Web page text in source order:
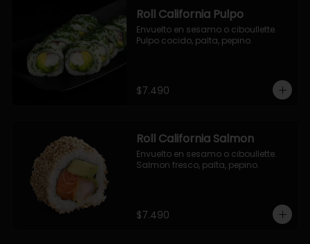
Roll California Pulpo
Envuelto en sesamo o ciboullette.
Pulpo cocido, palta, pepino.
$7.490
Roll California Salmon
Envuelto en sesamo o ciboullette.
Salmon fresco, palta, pepino.
$7.490